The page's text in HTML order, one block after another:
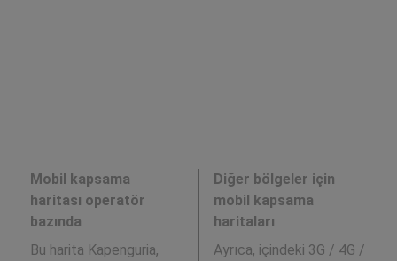
Mobil kapsama
haritası operatör
bazında
Bu harita Kapenguria,
Diğer bölgeler için
mobil kapsama
haritaları
Ayrıca, içindeki 3G / 4G /